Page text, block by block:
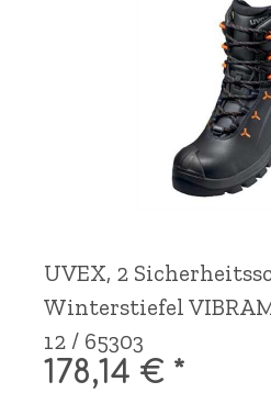
UVEX, 2
Winterstiefel
12 / 65303
178,14 € *